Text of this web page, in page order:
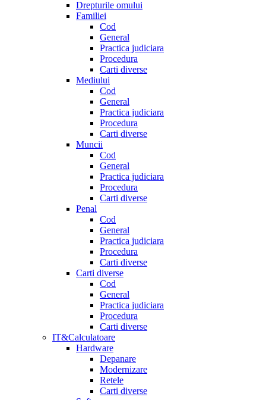
Drepturile omului
Familiei
Cod
General
Practica judiciara
Procedura
Carti diverse
Mediului
Cod
General
Practica judiciara
Procedura
Carti diverse
Muncii
Cod
General
Practica judiciara
Procedura
Carti diverse
Penal
Cod
General
Practica judiciara
Procedura
Carti diverse
Carti diverse
Cod
General
Practica judiciara
Procedura
Carti diverse
IT&Calculatoare
Hardware
Depanare
Modernizare
Retele
Carti diverse